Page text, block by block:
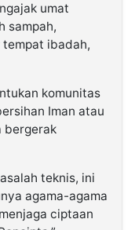
umat
sampah,
tempat ibadah,
komunitas
Iman atau
bergerak
teknis, ini
agama-agama
ciptaan